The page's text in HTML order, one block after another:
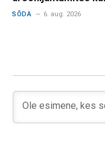
SÕDA 6. aug. 2026